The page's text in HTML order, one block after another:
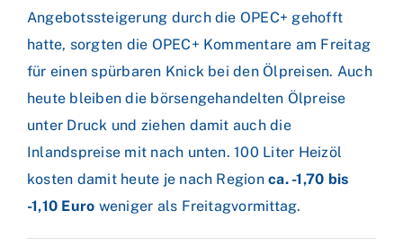
Angebotssteigerung durch die OPEC+ gehofft
hatte, sorgten die OPEC+ Kommentare am Freitag
für einen spürbaren Knick bei den Ölpreisen. Auch
heute bleiben die börsengehandelten Ölpreise
unter Druck und ziehen damit auch die
Inlandspreise mit nach unten. 100 Liter Heizöl
kosten damit heute je nach Regionca. -1,70 bis
-1,10 Euro weniger als Freitagvormittag.